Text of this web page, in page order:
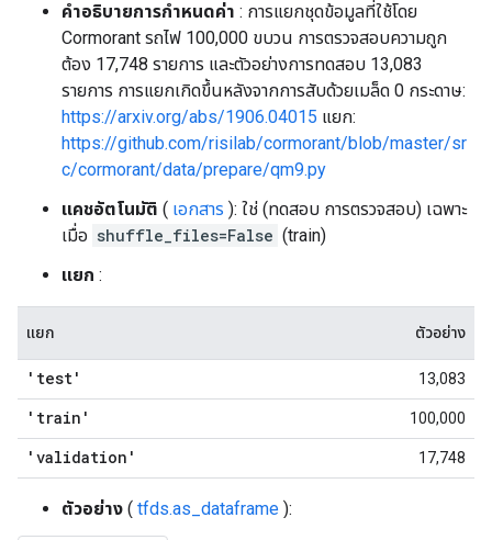
คำอธิบายการกำหนดค่า : การแยกชุดข้อมูลที่ใช้โดย
Cormorant รถไฟ 100,000 ขบวน การตรวจสอบความถูก
ต้อง 17,748 รายการ และตัวอย่างการทดสอบ 13,083
รายการ การแยกเกิดขึ้นหลังจากการสับด้วยเมล็ด 0 กระดาษ:
https://arxiv.org/abs/1906.04015 แยก:
https://github.com/risilab/cormorant/blob/master/sr
c/cormorant/data/prepare/qm9.py
แคชอัตโนมัติ ( เอกสาร ): ใช่ (ทดสอบ การตรวจสอบ) เฉพาะ
เมื่อ shuffle_files=False (train)
แยก :
แยก ตัวอย่าง
'test' 13,083
'train' 100,000
'validation' 17,748
ตัวอย่าง ( tfds.as_dataframe ):